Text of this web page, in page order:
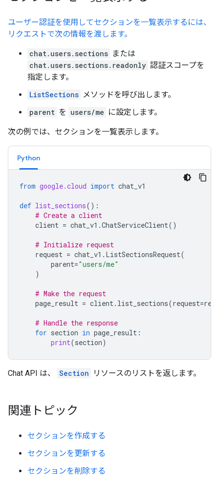
ユーザー認証を使用してセクションを一覧表示するには、
リクエストで次の情報を渡します。
chat.users.sections または
chat.users.sections.readonly 認証スコープを
指定します。
ListSections メソッドを呼び出します。
parent を users/me に設定します。
次の例では、セクションを一覧表示します。
Python
from google.cloud import chat_v1
def list_sections():
# Create a client
client = chat_v1 .ChatServiceClient()
# Initialize request
request = chat_v1 . ListSectionsRequest(
parent="users/me"
)
# Make the request
page_result = client. list_sections(request=
# Handle the response
for section in page_result :
print(section)
Chat API は、 Section リソースのリストを返します。
関連トピック
セクションを作成する
セクションを更新する
セクションを削除する